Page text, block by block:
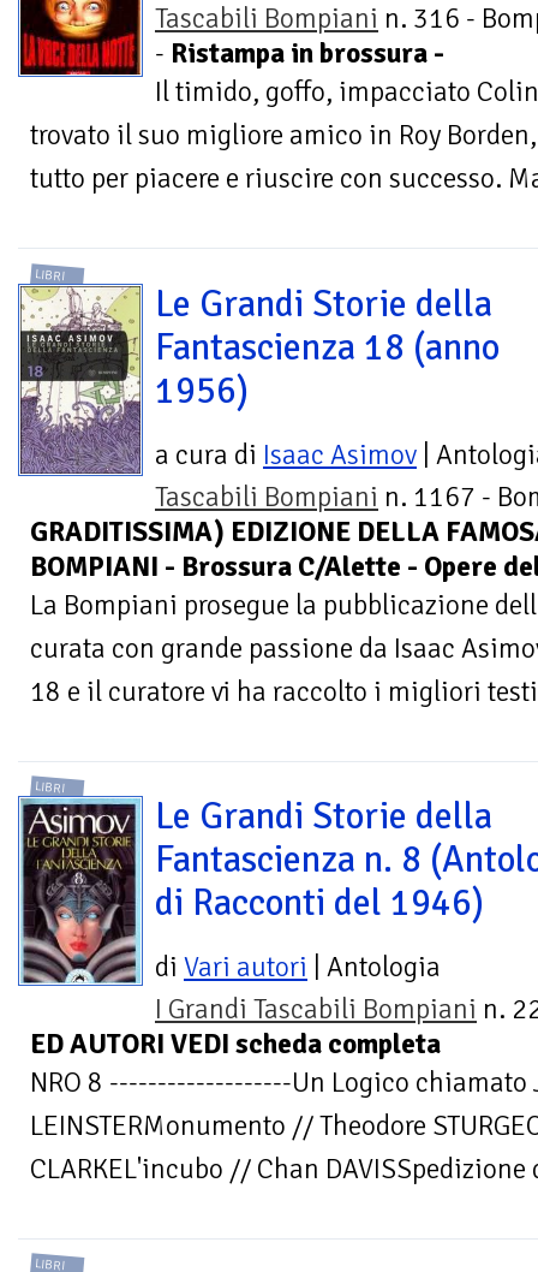
Tascabili Bompiani n. 316 -
- Ristampa in brossura -
Il timido, goffo, impacciato
trovato il suo migliore amico in Roy
tutto per piacere e riuscire con successo.
LIBRI
Le Grandi Storie della
Fantascienza 18 (anno
1956)
a cura di Isaac Asimov |
Tascabili Bompiani n. 1167 -
GRADITISSIMA) EDIZIONE DELLA
BOMPIANI - Brossura C/Alette - Opere
La Bompiani prosegue la pubblicazione
curata con grande passione da Isaac
18 e il curatore vi ha raccolto i migliori
LIBRI
Le Grandi Storie della
Fantascienza n. 8
di Racconti del 1946)
di Vari autori | Antologia
I Grandi Tascabili Bompiani n.
ED AUTORI VEDI scheda completa
NRO 8 -------------------Un Logico chiamato
LEINSTERMonumento // Theodore
CLARKEL'incubo // Chan
LIBRI